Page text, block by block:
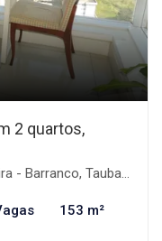
2 quartos,
Taubaté-SP
153 m²